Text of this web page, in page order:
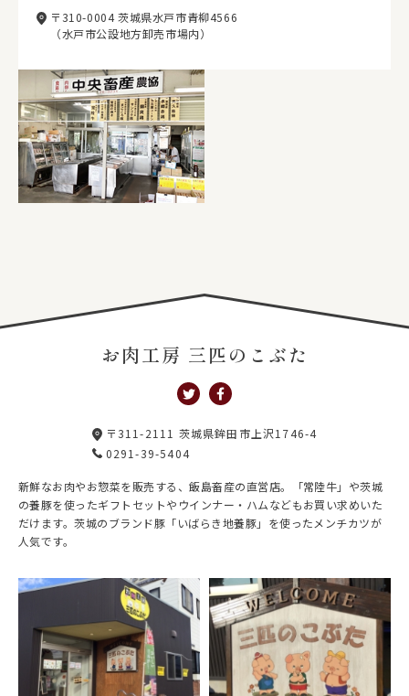
〒310-0004 茨城県水戸市青柳4566
（水戸市公設地方卸売市場内）
お肉工房 三匹のこぶた
〒311-2111 茨城県鉾田市上沢1746-4
0291-39-5404
新鮮なお肉やお惣菜を販売する、飯島畜産の直営店。「常陸牛」や茨城
の養豚を使ったギフトセットやウインナー・ハムなどもお買い求めいた
だけます。茨城のブランド豚「いばらき地養豚」を使ったメンチカツが
人気です。